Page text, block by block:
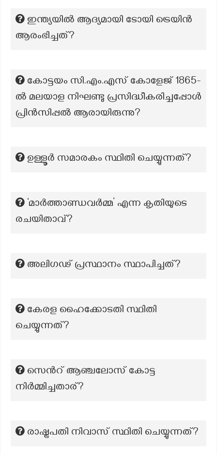
ഇന്ത്യയിൽ ആദ്യമായി ടോയി ട്രെയിൻ
ആരംഭിച്ചത്?
കോട്ടയം സി.എം.എസ് കോളേജ് 1865-
ൽ മലയാള നിഘണ്ടു പ്രസിദ്ധീകരിച്ചപ്പോൾ
പ്രിൻസിപ്പൽ ആരായിരുന്നു?
ഉള്ളൂർ സ‌മാരകം സ്ഥിതി ചെയ്യുന്നത്?
‘മാർത്താണ്ഡവർമ്മ’ എന്ന കൃതിയുടെ
രചയിതാവ്?
അലിഗഢ് പ്രസ്ഥാനം സ്ഥാപിച്ചത്?
കേരള ഹൈക്കോടതി സ്ഥിതി
ചെയ്യുന്നത്?
സെൻറ് ആഞ്ചലോസ് കോട്ട
നിർമ്മിച്ചതാര്?
രാഷ്ട്രപതി നിവാസ് സ്ഥിതി ചെയ്യുന്നത്?